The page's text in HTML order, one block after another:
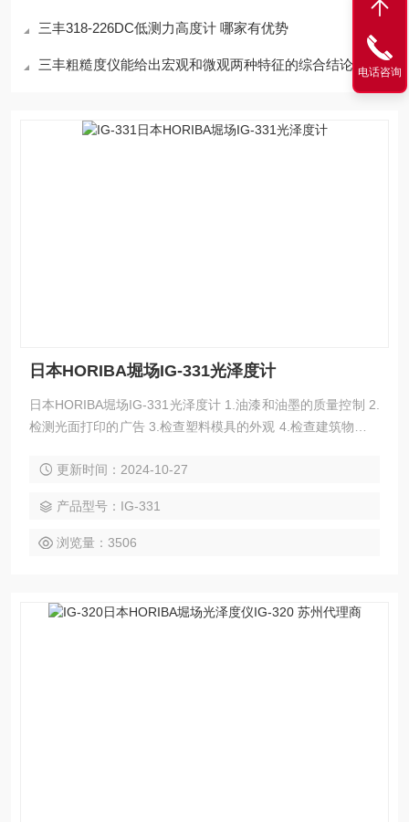
三丰318-226DC低测力高度计 哪家有优势
三丰粗糙度仪能给出宏观和微观两种特征的综合结论
日本HORIBA堀场IG-331光泽度计
日本HORIBA堀场IG-331光泽度计 1.油漆和油墨的质量控制 2.
检测光面打印的广告 3.检查塑料模具的外观 4.检查建筑物和砖
更新时间：2024-10-27
产品型号：IG-331
浏览量：3506
电话咨询